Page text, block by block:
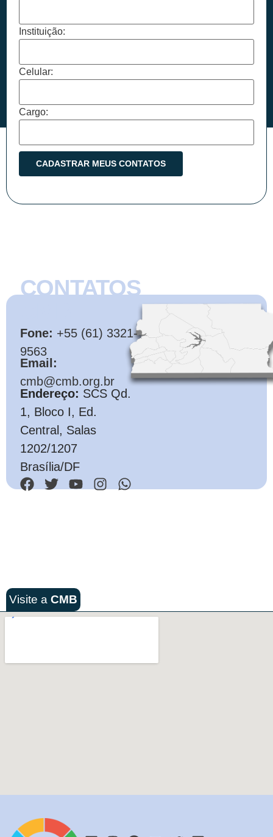
Instituição:
Celular:
Cargo:
CONTATOS
Fone: +55 (61) 3321-
9563
Email:
cmb@cmb.org.br
Endereço: SCS Qd.
1, Bloco I, Ed.
Central, Salas
1202/1207
Brasília/DF
Visite a CMB